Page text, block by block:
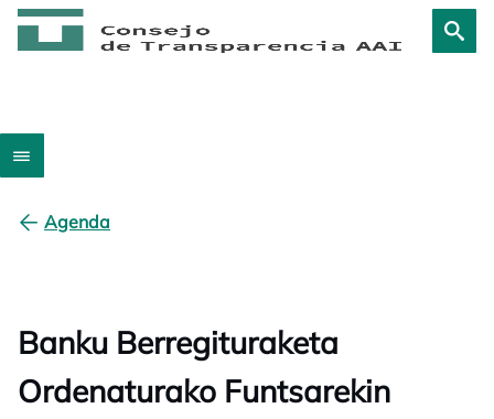
Agenda
Banku Berregituraketa
Ordenaturako Funtsarekin